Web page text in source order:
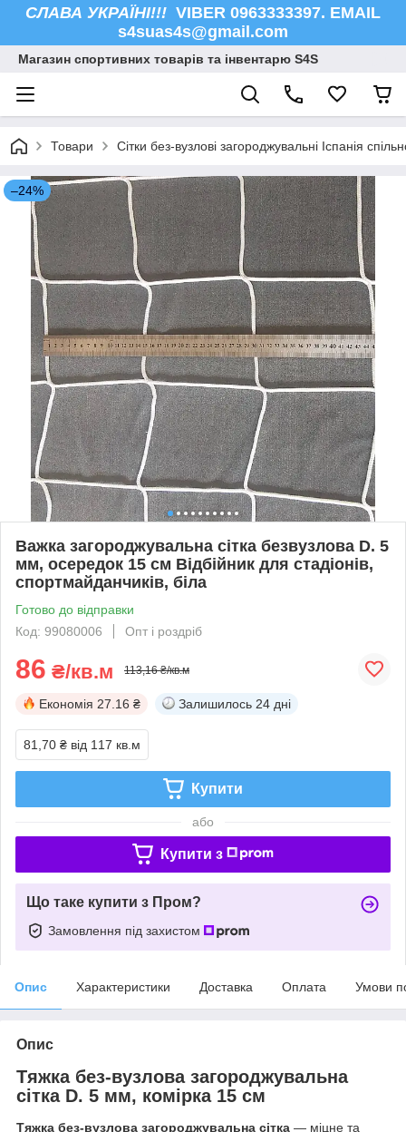
СЛАВА УКРАЇНІ!!! VIBER 0963333397. EMAIL
s4suas4s@gmail.com
Магазин спортивних товарів та інвентарю S4S
Товари Сітки без-вузлові загороджувальні Іспанія
–24%
Важка загороджувальна сітка безвузлова D. 5
мм, осередок 15 см Відбійник для стадіонів,
спортмайданчиків, біла
Готово до відправки
Код: 99080006
Опт і роздріб
86 ₴/кв.м 113,16 ₴/кв.м
Економія 27.16 ₴ Залишилось 24 дні
81,70 ₴ від 117 кв.м
Купити
або
Купити з
Що таке купити з Пром?
Замовлення під захистом
Опис Характеристики Доставка Оплата Умови
Опис
Тяжка без-вузлова загороджувальна
сітка D. 5 мм, комірка 15 см
Тяжка без-вузлова загороджувальна сітка — міцне та